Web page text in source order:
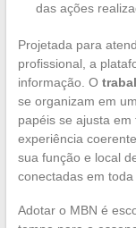
das ações
Projetada para
profissional, a
informação. O
se organizam em
papéis se ajusta
experiência
sua função e local
conectadas em toda
Adotar o MBN é